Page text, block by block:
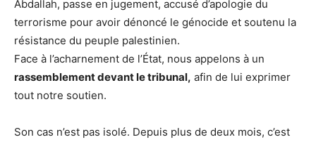
Abdallah, passe en jugement, accusé d’apologie du
terrorisme pour avoir dénoncé le génocide et soutenu la
résistance du peuple palestinien.
Face à l’acharnement de l’État, nous appelons à un
rassemblement devant le tribunal, afin de lui exprimer
tout notre soutien.
Son cas n’est pas isolé. Depuis plus de deux mois, c’est